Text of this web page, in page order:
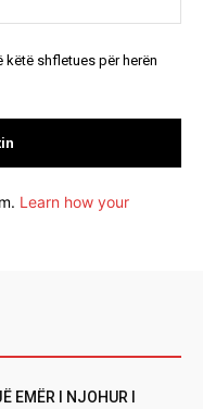
këtë shfletues për herën
Learn how your
EMËR I NJOHUR I